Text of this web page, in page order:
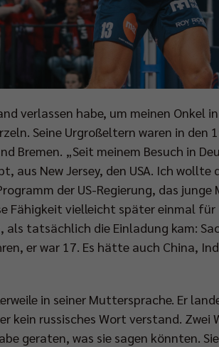
verlassen habe, um meinen Onkel
Seine Urgroßeltern waren in den
Bremen. „Seit meinem Besuch in
aus New Jersey, den USA. Ich
der US-Regierung, das
Fähigkeit vielleicht später einmal
tatsächlich die Einladung kam:
er war 17. Es hätte auch China,
in seiner Muttersprache. Er
kein russisches Wort verstand. Zwei
geraten, was sie sagen könnten.